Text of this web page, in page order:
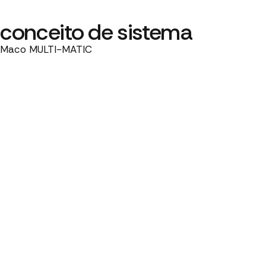
conceito de sistema
Maco MULTI-MATIC